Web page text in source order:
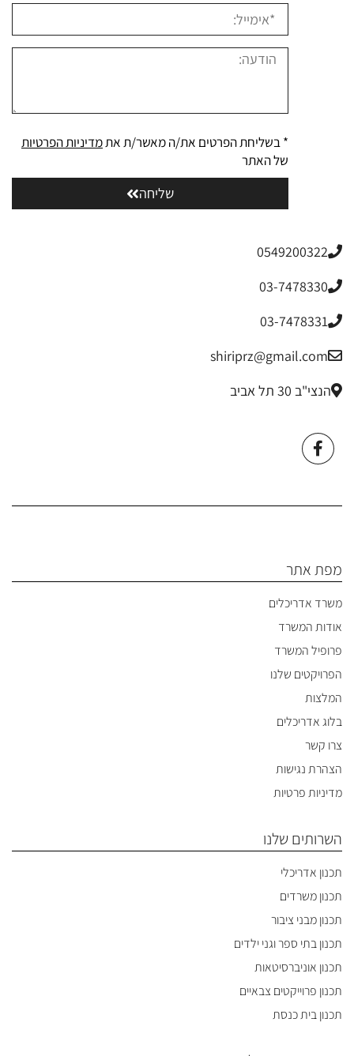
* בשליחת הפרטים את/ה מאשר/ת אתמדיניות הפרטיות
של האתר
שליחה
0549200322
03-7478330
03-7478331
shiriprz@gmail.com
הנצי"ב 30 תל אביב
מפת אתר
משרד אדריכלים
אודות המשרד
פרופיל המשרד
הפרויקטים שלנו
המלצות
בלוג אדריכלים
צרו קשר
הצהרת נגישות
מדיניות פרטיות
השרותים שלנו
תכנון אדריכלי
תכנון משרדים
תכנון מבני ציבור
תכנון בתי ספר וגני ילדים
תכנון אוניברסיטאות
תכנון פרוייקטים צבאיים
תכנון בית כנסת